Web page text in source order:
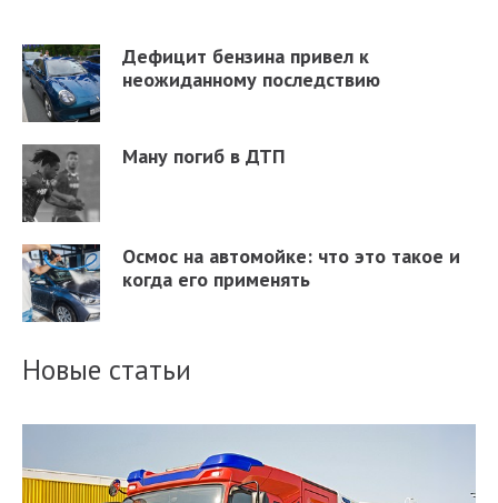
Дефицит бензина привел к
неожиданному последствию
Ману погиб в ДТП
Осмос на автомойке: что это такое и
когда его применять
Новые статьи